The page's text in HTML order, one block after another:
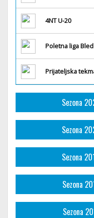
4NT U-20
Poletna liga Bled
Prijateljska
Sezona
Sezona
Sezona
Sezona
Sezona